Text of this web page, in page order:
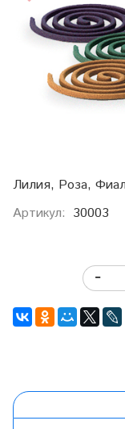
Лилия, Роза,
Артикул: 30003